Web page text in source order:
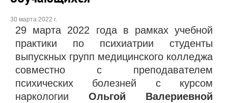
30 марта 2022 г.
29 марта 2022 года в рамках учебной
практики по психиатрии студенты
выпускных групп медицинского колледжа
совместно с преподавателем
психических болезней с курсом
наркологии Ольгой Валериевной